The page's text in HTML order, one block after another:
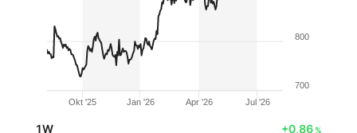
Okt '25 Jan '26 Apr '26 Jul '26
700
800
1W +0,86%